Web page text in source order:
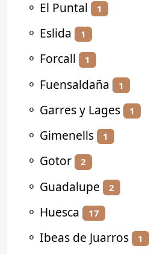
⚬ El Puntal 1
⚬ Eslida 1
⚬ Forcall 1
⚬ Fuensaldaña 1
⚬ Garres y Lages 1
⚬ Gimenells 1
⚬ Gotor 2
⚬ Guadalupe 2
⚬ Huesca 17
⚬ Ibeas de Juarros 1